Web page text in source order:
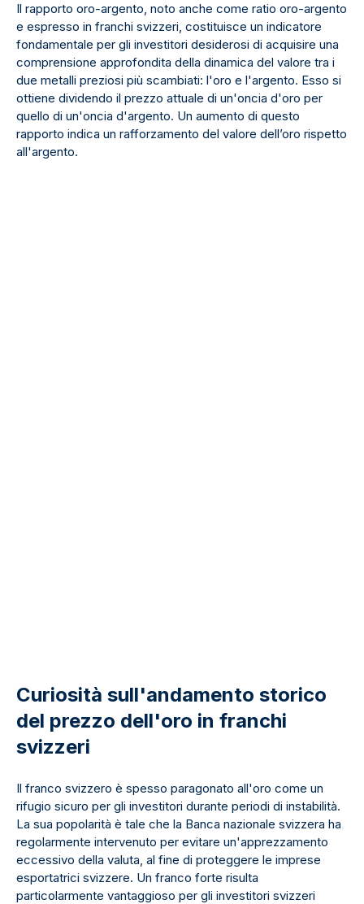
Il rapporto oro-argento, noto anche come ratio oro-argento
e espresso in franchi svizzeri, costituisce un indicatore
fondamentale per gli investitori desiderosi di acquisire una
comprensione approfondita della dinamica del valore tra i
due metalli preziosi più scambiati: l'oro e l'argento. Esso si
ottiene dividendo il prezzo attuale di un'oncia d'oro per
quello di un'oncia d'argento. Un aumento di questo
rapporto indica un rafforzamento del valore dell’oro rispetto
all'argento.
Curiosità sull'andamento storico
del prezzo dell'oro in franchi
svizzeri
Il franco svizzero è spesso paragonato all'oro come un
rifugio sicuro per gli investitori durante periodi di instabilità.
La sua popolarità è tale che la Banca nazionale svizzera ha
regolarmente intervenuto per evitare un'apprezzamento
eccessivo della valuta, al fine di proteggere le imprese
esportatrici svizzere. Un franco forte risulta
particolarmente vantaggioso per gli investitori svizzeri